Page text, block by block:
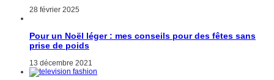
28 février 2025
Pour un Noël léger : mes conseils pour des fêtes sans
prise de poids
13 décembre 2021